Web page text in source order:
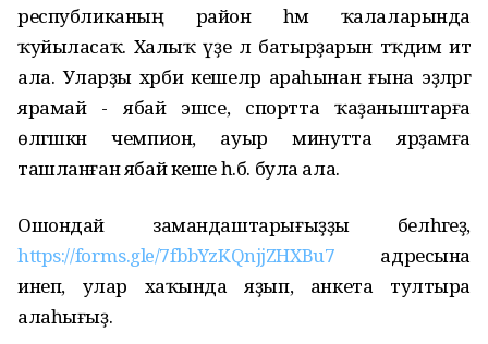
республиканың район һәм ҡалаларында
ҡуйыласаҡ. Халыҡ үҙе лә батырҙарын тәҡдим итә
ала. Уларҙы хәрби кешеләр араһынан ғына эҙләргә
ярамай - ябай эшсе, спортта ҡаҙаныштарға
өлгәшкән чемпион, ауыр минутта ярҙамға
ташланған ябай кеше һ.б. була ала.
Ошондай замандаштарығыҙҙы белһәгеҙ,
https://forms.gle/7fbbYzKQnjjZHXBu7 адресына
инеп, улар хаҡында яҙып, анкета тултыра
алаһығыҙ.